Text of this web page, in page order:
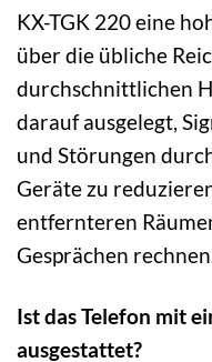
KX-TGK 220 eine
über die übliche
durchschnittlichen
darauf ausgelegt,
und Störungen
Geräte zu
entfernteren
Gesprächen
Ist das Telefon mit
ausgestattet?